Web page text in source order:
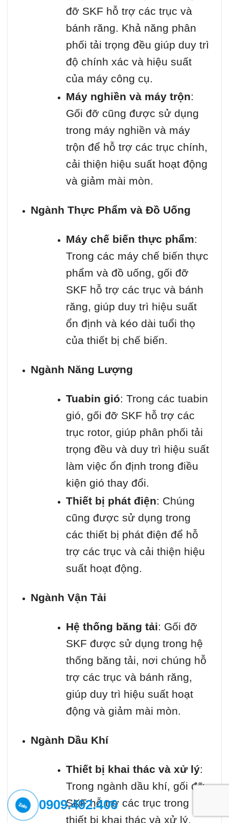
đỡ SKF hỗ trợ các trục và
bánh răng. Khả năng phân
phối tải trọng đều giúp duy trì
độ chính xác và hiệu suất
của máy công cụ.
Máy nghiền và máy trộn:
Gối đỡ cũng được sử dụng
trong máy nghiền và máy
trộn để hỗ trợ các trục chính,
cải thiện hiệu suất hoạt động
và giảm mài mòn.
Ngành Thực Phẩm và Đồ Uống
Máy chế biến thực phẩm:
Trong các máy chế biến thực
phẩm và đồ uống, gối đỡ
SKF hỗ trợ các trục và bánh
răng, giúp duy trì hiệu suất
ổn định và kéo dài tuổi thọ
của thiết bị chế biến.
Ngành Năng Lượng
Tuabin gió: Trong các tuabin
gió, gối đỡ SKF hỗ trợ các
trục rotor, giúp phân phối tải
trọng đều và duy trì hiệu suất
làm việc ổn định trong điều
kiện gió thay đổi.
Thiết bị phát điện: Chúng
cũng được sử dụng trong
các thiết bị phát điện để hỗ
trợ các trục và cải thiện hiệu
suất hoạt động.
Ngành Vận Tải
Hệ thống băng tải: Gối đỡ
SKF được sử dụng trong hệ
thống băng tải, nơi chúng hỗ
trợ các trục và bánh răng,
giúp duy trì hiệu suất hoạt
động và giảm mài mòn.
Ngành Dầu Khí
Thiết bị khai thác và xử lý:
Trong ngành dầu khí, gối đỡ
SKF hỗ trợ các trục trong
thiết bị khai thác và xử lý,
0909.492.406